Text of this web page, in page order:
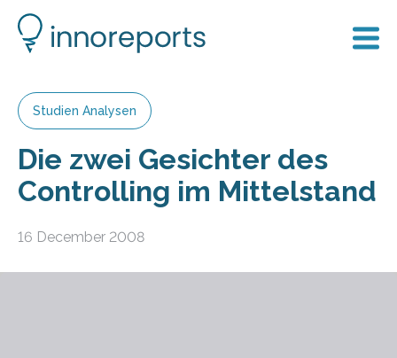
Studien Analysen
Die zwei Gesichter des
Controlling im Mittelstand
16 December 2008